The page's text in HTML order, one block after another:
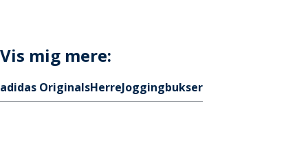
Vis mig mere:
adidas OriginalsHerreJoggingbukser